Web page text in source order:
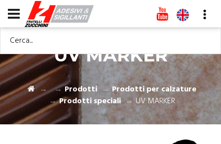
Cerca...
UV MARKER
Prodotti
Prodotti per calzature
Prodotti speciali
UV MARKER